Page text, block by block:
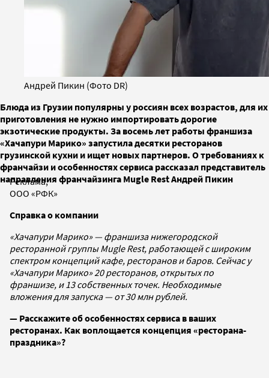
Андрей Пикин (Фото DR)
Блюда из Грузии популярны у россиян всех возрастов, для их
приготовления не нужно импортировать дорогие
экзотические продукты. За восемь лет работы франшиза
«Хачапури Марико» запустила десятки ресторанов
грузинской кухни и ищет новых партнеров. О требованиях к
франчайзи и особенностях сервиса рассказал представитель
направления франчайзинга Mugle Rest Андрей Пикин
Реклама,
ООО «РФК»
Справка о компании
«Хачапури Марико» — франшиза нижегородской
ресторанной группы Mugle Rest, работающей с широким
спектром концепций кафе, ресторанов и баров. Сейчас у
«Хачапури Марико» 20 ресторанов, открытых по
франшизе, и 13 собственных точек. Необходимые
вложения для запуска — от 30 млн рублей.
— Расскажите об особенностях сервиса в ваших
ресторанах. Как воплощается концепция «ресторана-
праздника»?